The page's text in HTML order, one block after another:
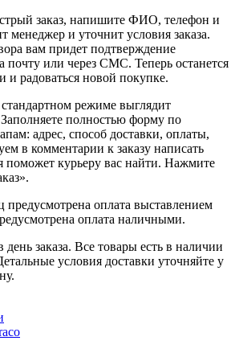
заказ, напишите ФИО, телефон и
менеджер и уточнит условия заказа.
вам придет подтверждение
почту или через СМС. Теперь останется
и радоваться новой покупке.
режиме выглядит
полностью форму по
адрес, способ доставки, оплаты,
в комментарии к заказу написать
поможет курьеру вас найти. Нажмите
оплата выставлением
оплата наличными.
заказа. Все товары есть в наличии
условия доставки уточняйте у